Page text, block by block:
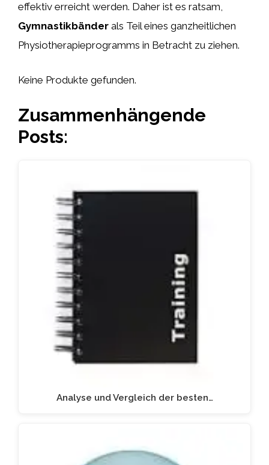
effektiv erreicht werden. Daher ist es ratsam,
Gymnastikbänder als Teil eines ganzheitlichen
Physiotherapieprogramms in Betracht zu ziehen.
Keine Produkte gefunden.
Zusammenhängende
Posts:
Analyse und Vergleich der besten…